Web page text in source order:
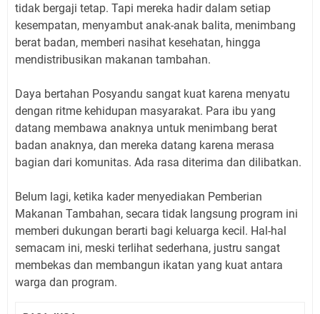
tidak bergaji tetap. Tapi mereka hadir dalam setiap
kesempatan, menyambut anak-anak balita, menimbang
berat badan, memberi nasihat kesehatan, hingga
mendistribusikan makanan tambahan.
Daya bertahan Posyandu sangat kuat karena menyatu
dengan ritme kehidupan masyarakat. Para ibu yang
datang membawa anaknya untuk menimbang berat
badan anaknya, dan mereka datang karena merasa
bagian dari komunitas. Ada rasa diterima dan dilibatkan.
Belum lagi, ketika kader menyediakan Pemberian
Makanan Tambahan, secara tidak langsung program ini
memberi dukungan berarti bagi keluarga kecil. Hal-hal
semacam ini, meski terlihat sederhana, justru sangat
membekas dan membangun ikatan yang kuat antara
warga dan program.